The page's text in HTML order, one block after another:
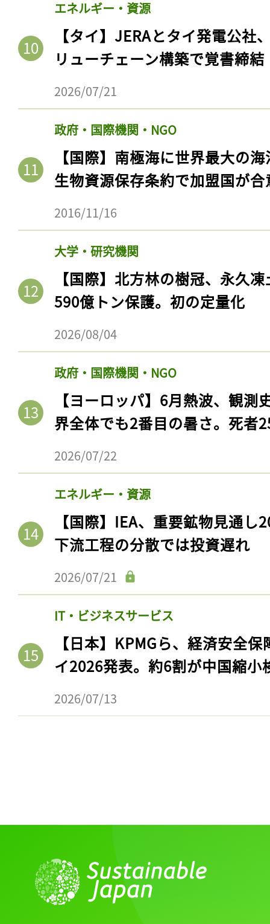
エネルギー・資源
【タイ】JERAとタイ発電公社
リューチェーン構築で覚書締結
2026/07/21
政府・国際機関・NGO
【国際】南極海に世界最大の
生物資源保存条約で加盟国が合
2016/11/16
大学・研究機関
【国際】北方林の樹冠、永久
590億トン保護。初の定量化
2026/08/04
政府・国際機関・NGO
【ヨーロッパ】6月熱波、観
界全体でも2番目の暑さ。死者
2026/07/22
エネルギー・資源
【国際】IEA、重要鉱物見通
下流工程の分散では投資遅れ
2026/07/21
IT・ビジネスサービス
【日本】KPMGら、経済安全
イ2026発表。約6割が中国縮小
2026/07/13
記事をお気に入りに
ログイン
会員登録